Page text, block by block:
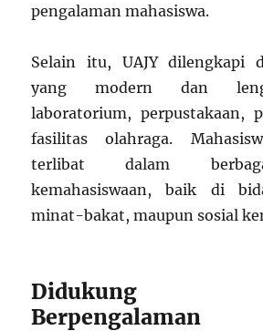
pengalaman mahasiswa.
Selain itu, UAJY dilengkapi
yang modern dan
laboratorium, perpustakaan,
fasilitas olahraga.
terlibat dalam
kemahasiswaan, baik di
minat-bakat, maupun sosial
Didukung
Berpengalaman